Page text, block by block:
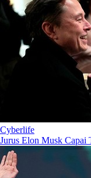
Cyberlife
Jurus Elon Musk